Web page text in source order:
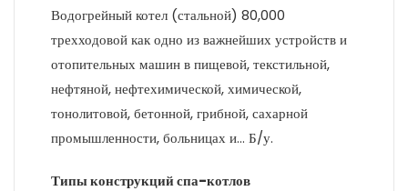
Водогрейный котел (стальной) 80,000
трехходовой как одно из важнейших устройств и
отопительных машин в пищевой, текстильной,
нефтяной, нефтехимической, химической,
тонолитовой, бетонной, грибной, сахарной
промышленности, больницах и… Б/у.
Типы конструкций спа-котлов